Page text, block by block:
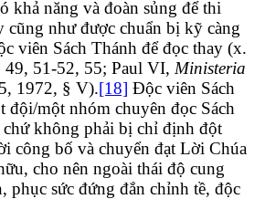
khả năng và đoàn sủng để thi
cũng như được chuẩn bị kỹ càng
viên Sách Thánh để đọc thay (x.
51-52, 55; Paul VI, Ministeria
1972, § V).[18] Độc viên Sách
đội/một nhóm chuyên đọc Sách
không phải bị chỉ định đột
công bố và chuyển đạt Lời Chúa
cho nên ngoài thái độ cung
phục sức đứng đắn chỉnh tề, độc